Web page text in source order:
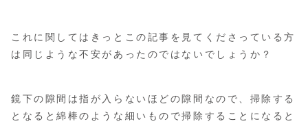
これに関してはきっとこの記事を見てくださっている方
は同じような不安があったのではないでしょうか？
鏡下の隙間は指が入らないほどの隙間なので、掃除する
となると綿棒のような細いもので掃除することになると